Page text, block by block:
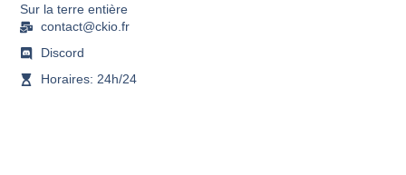
Sur la terre entière
contact@ckio.fr
Discord
Horaires: 24h/24